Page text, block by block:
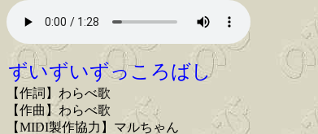
ずいずいずっころばし
【作詞】わらべ歌
【作曲】わらべ歌
【MIDI製作協力】マルちゃん